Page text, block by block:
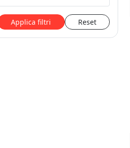
Applica filtri Reset